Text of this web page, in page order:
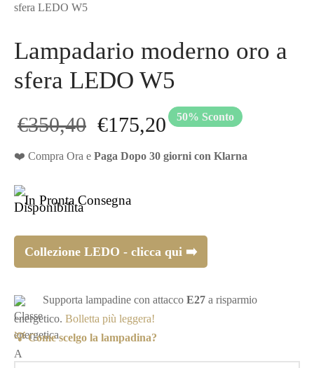
sfera LEDO W5
Lampadario moderno oro a
sfera LEDO W5
50% Sconto
€350,40 Il prezzo
originale
era:
€350,40.
€175,20Il prezzo
attuale
€175,20.
❤️ Compra Ora e Paga Dopo 30 giorni con Klarna
In Pronta Consegna
Collezione LEDO - clicca qui ➡️
Supporta lampadine con attacco E27 a risparmio
energetico. Bolletta più leggera!
💡 Come scelgo la lampadina?